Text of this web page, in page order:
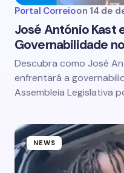
Portal Correioon 14 de
José António Kast
Governabilidade
Descubra como José
enfrentará a
Assembleia Legislativa
NEWS